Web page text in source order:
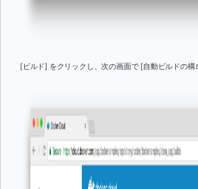
[ビルド] をクリックし、次の画面で [自動ビルドの構